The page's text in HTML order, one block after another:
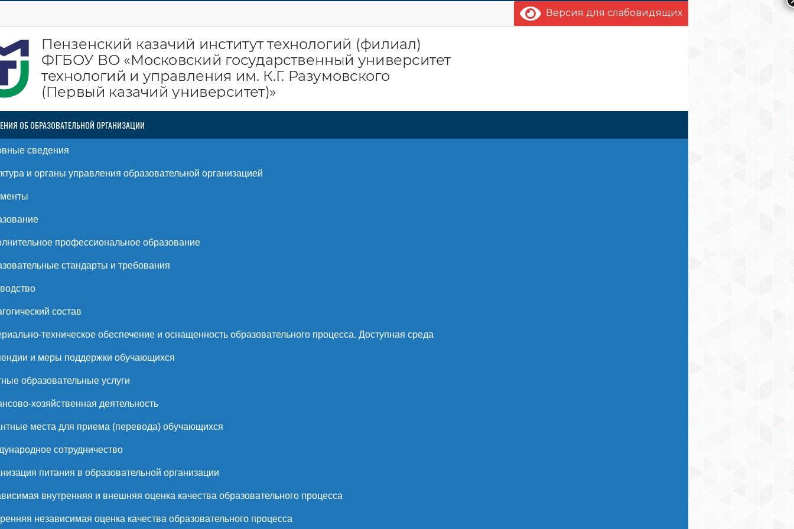
Версия для слабовидящих
ОБ ОБРАЗОВАТЕЛЬНОЙ ОРГАНИЗАЦИИ
сведения
и органы управления образовательной организацией
профессиональное образование
стандарты и требования
состав
техническое обеспечение и оснащенность образовательного процесса. Доступная среда
и меры поддержки обучающихся
образовательные услуги
хозяйственная деятельность
места для приема (перевода) обучающихся
сотрудничество
питания в образовательной организации
внутренняя и внешняя оценка качества образовательного процесса
независимая оценка качества образовательного процесса